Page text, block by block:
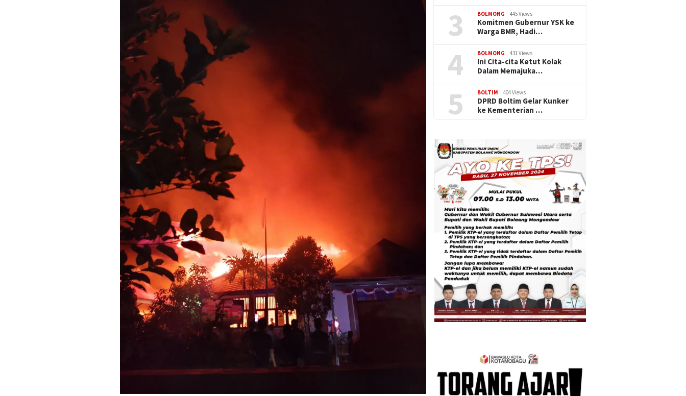
3 BOLMONG 445 Views
Komitmen Gubernur YSK ke
Warga BMR, Hadi…
4 BOLMONG 431 Views
Ini Cita-cita Ketut Kolak
Dalam Memajuka…
5 BOLTIM 404 Views
DPRD Boltim Gelar Kunker
ke Kementerian …